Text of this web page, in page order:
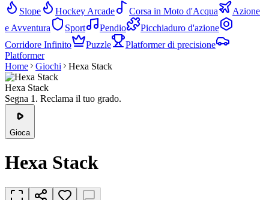
Slope
Hockey Arcade Corsa in Moto d'Acqua
Azione
e Avventura
Sport Pendio
Picchiaduro d'azione
Corridore Infinito
Puzzle
Platformer di precisione
Platformer
Home
Giochi Hexa Stack
Hexa Stack
Segna 1. Reclama il tuo grado.
Gioca
Hexa Stack